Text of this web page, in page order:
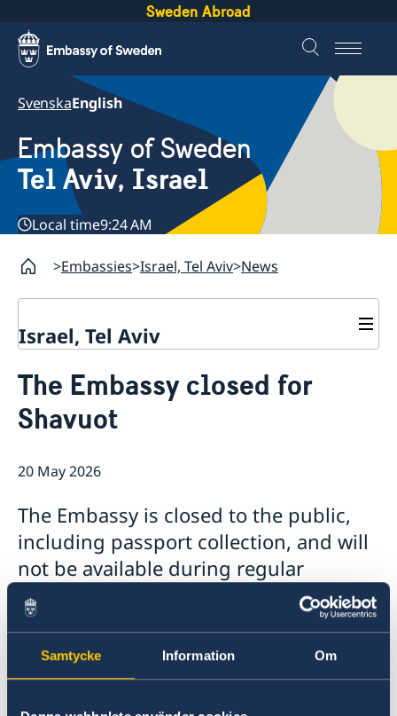
Samtycke Information Om
Sweden Abroad
SvenskaEnglish
Embassy of Sweden
Tel Aviv, Israel
Local time9:24 AM
Embassies Israel, Tel Aviv News
Israel, Tel Aviv
About the Embassy
Open positions
GDPR
News
The Embassy closed for
Shavuot
20 May 2026
The Embassy is closed to the public,
including passport collection, and will
not be available during regular
telephone hours on Thursday, 21 May
due to Shavuot. The Embassy will also
be closed on Friday, 23 May and will
reopen on Monday, 25 May. In case of